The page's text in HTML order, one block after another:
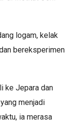
logam, kelak
bereksperimen
ke Jepara dan
menjadi
ia merasa